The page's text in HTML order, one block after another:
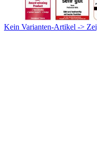
Kein Varianten-Artikel ->